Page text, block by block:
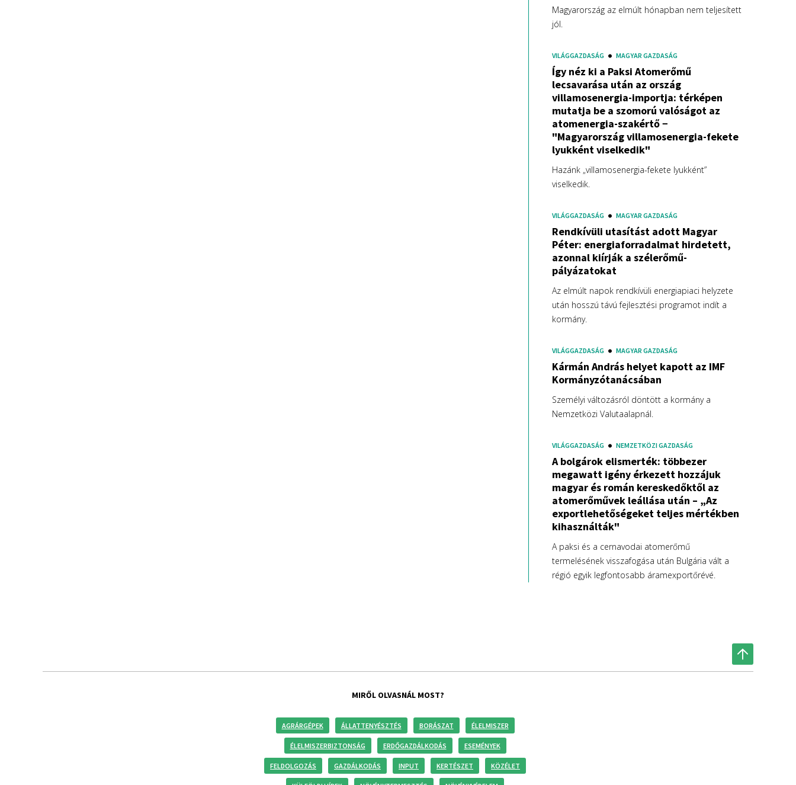
Magyarország az elmúlt hónapban nem teljesített
jól.
VILÁGGAZDASÁG MAGYAR GAZDASÁG
Így néz ki a Paksi Atomerőmű
lecsavarása után az ország
villamosenergia-importja: térképen
mutatja be a szomorú valóságot az
atomenergia-szakértő −
"Magyarország villamosenergia-fekete
lyukként viselkedik"
Hazánk „villamosenergia-fekete lyukként”
viselkedik.
VILÁGGAZDASÁG MAGYAR GAZDASÁG
Rendkívüli utasítást adott Magyar
Péter: energiaforradalmat hirdetett,
azonnal kiírják a szélerőmű-
pályázatokat
Az elmúlt napok rendkívüli energiapiaci helyzete
után hosszú távú fejlesztési programot indít a
kormány.
VILÁGGAZDASÁG MAGYAR GAZDASÁG
Kármán András helyet kapott az IMF
Kormányzótanácsában
Személyi változásról döntött a kormány a
Nemzetközi Valutaalapnál.
VILÁGGAZDASÁG NEMZETKÖZI GAZDASÁG
A bolgárok elismerték: többezer
megawatt igény érkezett hozzájuk
magyar és román kereskedőktől az
atomerőművek leállása után – „Az
exportlehetőségeket teljes mértékben
kihasználták"
A paksi és a cernavodai atomerőmű
termelésének visszafogása után Bulgária vált a
régió egyik legfontosabb áramexportőrévé.
MIRŐL OLVASNÁL MOST?
AGRÁRGÉPEK ÁLLATTENYÉSZTÉS BORÁSZAT ÉLELMISZER
ÉLELMISZERBIZTONSÁG ERDŐGAZDÁLKODÁS ESEMÉNYEK
FELDOLGOZÁS GAZDÁLKODÁS INPUT KERTÉSZET KÖZÉLET